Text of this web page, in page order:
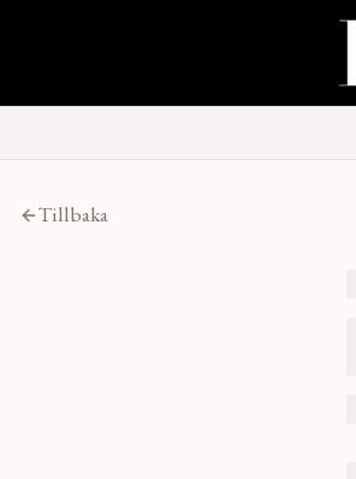
Tillbaka